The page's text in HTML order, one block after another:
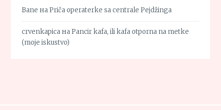
Bane наPriča operaterke sa centrale Pejdžinga
crvenkapica наPancir kafa, ili kafa otporna na metke
(moje iskustvo)